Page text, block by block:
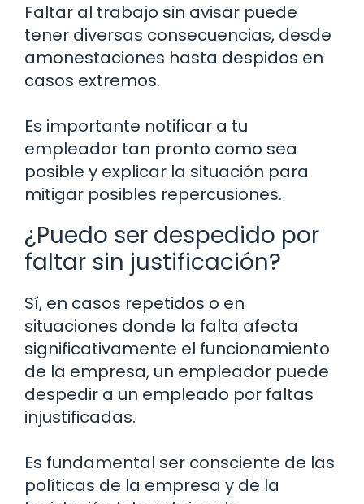
Faltar al trabajo sin avisar puede
tener diversas consecuencias, desde
amonestaciones hasta despidos en
casos extremos.
Es importante notificar a tu
empleador tan pronto como sea
posible y explicar la situación para
mitigar posibles repercusiones.
¿Puedo ser despedido por
faltar sin justificación?
Sí, en casos repetidos o en
situaciones donde la falta afecta
significativamente el funcionamiento
de la empresa, un empleador puede
despedir a un empleado por faltas
injustificadas.
Es fundamental ser consciente de las
políticas de la empresa y de la